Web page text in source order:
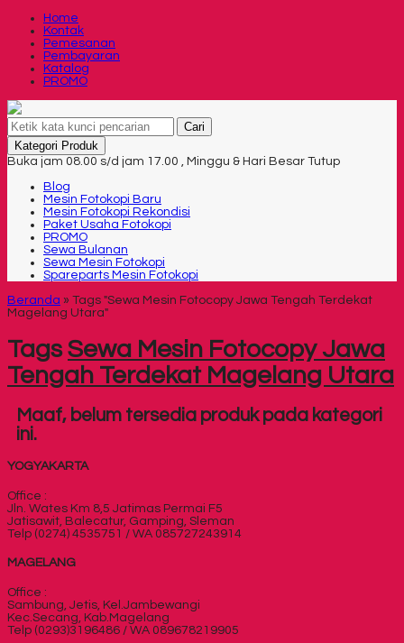
Home
Kontak
Pemesanan
Pembayaran
Katalog
PROMO
Cari
Kategori Produk
Buka jam 08.00 s/d jam 17.00 , Minggu & Hari Besar Tutup
Blog
Mesin Fotokopi Baru
Mesin Fotokopi Rekondisi
Paket Usaha Fotokopi
PROMO
Sewa Bulanan
Sewa Mesin Fotokopi
Spareparts Mesin Fotokopi
Beranda » Tags "Sewa Mesin Fotocopy Jawa Tengah Terdekat
Magelang Utara"
TagsSewa Mesin Fotocopy Jawa
Tengah Terdekat Magelang Utara
Maaf, belum tersedia produk pada kategori
ini.
YOGYAKARTA
Office :
Jln. Wates Km 8,5 Jatimas Permai F5
Jatisawit, Balecatur, Gamping, Sleman
Telp (0274) 4535751 / WA 085727243914
MAGELANG
Office :
Sambung, Jetis, Kel.Jambewangi
Kec.Secang, Kab.Magelang
Telp (0293)3196486 / WA 089678219905